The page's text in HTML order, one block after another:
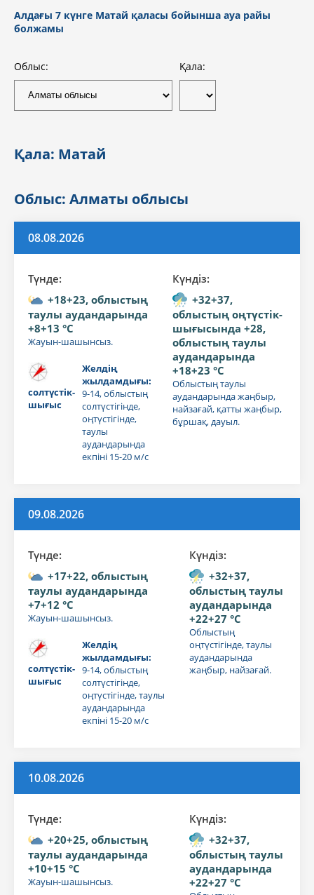
Алдағы 7 күнге Матай қаласы бойынша ауа райы
болжамы
Облыс: Қала:
Қала: Матай
Облыс: Алматы облысы
08.08.2026
Түнде:
+18+23, облыстың
таулы аудандарында
+8+13 °C
Жауын-шашынсыз.
солтүстік-
шығыс
Желдің
жылдамдығы:
9-14, облыстың
солтүстігінде,
оңтүстігінде,
таулы
аудандарында
екпіні 15-20 м/с
Күндiз:
+32+37,
облыстың оңтүстік-
шығысында +28,
облыстың таулы
аудандарында
+18+23 °C
Облыстың таулы
аудандарында жаңбыр,
найзағай, қатты жаңбыр,
бұршақ, дауыл.
09.08.2026
Түнде:
+17+22, облыстың
таулы аудандарында
+7+12 °C
Жауын-шашынсыз.
солтүстік-
шығыс
Желдің
жылдамдығы:
9-14, облыстың
солтүстігінде,
оңтүстігінде, таулы
аудандарында
екпіні 15-20 м/с
Күндiз:
+32+37,
облыстың таулы
аудандарында
+22+27 °C
Облыстың
оңтүстігінде, таулы
аудандарында
жаңбыр, найзағай.
10.08.2026
Түнде:
+20+25, облыстың
таулы аудандарында
+10+15 °C
Жауын-шашынсыз.
Күндiз:
+32+37,
облыстың таулы
аудандарында
+22+27 °C